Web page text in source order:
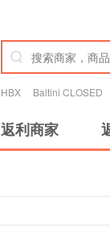
HBX Baltini CLOSED
返利商家